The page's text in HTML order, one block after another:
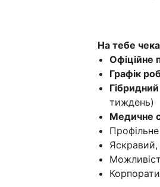
На тебе
Офіційне
Графік
тиждень)
Медичне
Яскравий,